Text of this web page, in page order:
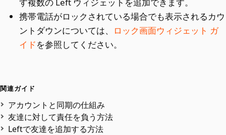
携帯電話がロックされている場合でも表示されるカウ
ントダウンについては、
ロック画面ウィジェット ガ
イドを参照してください。
関連ガイド
アカウントと同期の仕組み
友達に対して責任を負う方法
Leftで友達を追加する方法